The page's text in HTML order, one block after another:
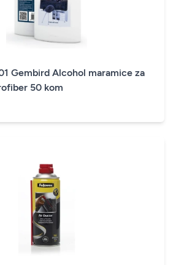
Gembird Alcohol maramice za
50 kom